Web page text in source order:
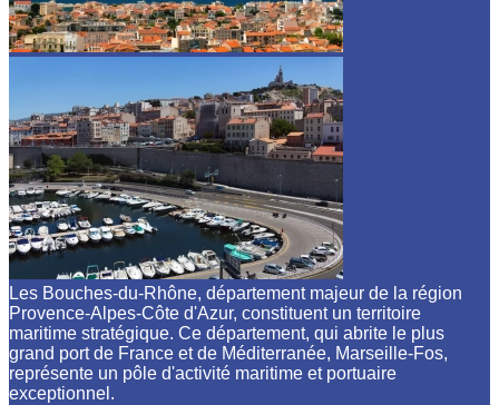
Les Bouches-du-Rhône, département majeur de la région
Provence-Alpes-Côte d'Azur, constituent un territoire
maritime stratégique. Ce département, qui abrite le plus
grand port de France et de Méditerranée, Marseille-Fos,
représente un pôle d'activité maritime et portuaire
exceptionnel.